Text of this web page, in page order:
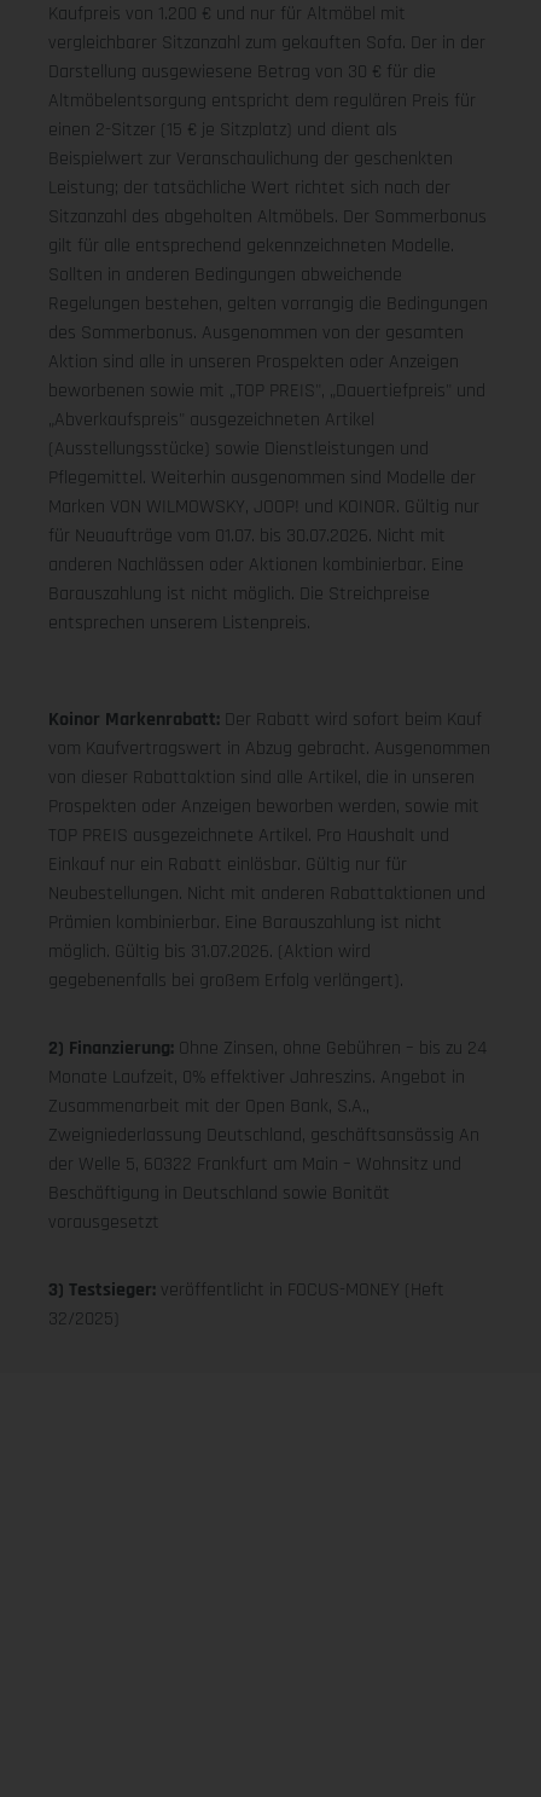
Kaufpreis von 1.200 € und nur für Altmöbel mit
vergleichbarer Sitzanzahl zum gekauften Sofa. Der in der
Darstellung ausgewiesene Betrag von 30 € für die
Altmöbelentsorgung entspricht dem regulären Preis für
einen 2-Sitzer (15 € je Sitzplatz) und dient als
Beispielwert zur Veranschaulichung der geschenkten
Leistung; der tatsächliche Wert richtet sich nach der
Sitzanzahl des abgeholten Altmöbels. Der Sommerbonus
gilt für alle entsprechend gekennzeichneten Modelle.
Sollten in anderen Bedingungen abweichende
Regelungen bestehen, gelten vorrangig die Bedingungen
des Sommerbonus. Ausgenommen von der gesamten
Aktion sind alle in unseren Prospekten oder Anzeigen
beworbenen sowie mit „TOP PREIS", „Dauertiefpreis" und
„Abverkaufspreis" ausgezeichneten Artikel
(Ausstellungsstücke) sowie Dienstleistungen und
Pflegemittel. Weiterhin ausgenommen sind Modelle der
Marken VON WILMOWSKY, JOOP! und KOINOR. Gültig nur
für Neuaufträge vom 01.07. bis 30.07.2026. Nicht mit
anderen Nachlässen oder Aktionen kombinierbar. Eine
Barauszahlung ist nicht möglich. Die Streichpreise
entsprechen unserem Listenpreis.
Koinor Markenrabatt: Der Rabatt wird sofort beim Kauf
vom Kaufvertragswert in Abzug gebracht. Ausgenommen
von dieser Rabattaktion sind alle Artikel, die in unseren
Prospekten oder Anzeigen beworben werden, sowie mit
TOP PREIS ausgezeichnete Artikel. Pro Haushalt und
Einkauf nur ein Rabatt einlösbar. Gültig nur für
Neubestellungen. Nicht mit anderen Rabattaktionen und
Prämien kombinierbar. Eine Barauszahlung ist nicht
möglich. Gültig bis 31.07.2026. (Aktion wird
gegebenenfalls bei großem Erfolg verlängert).
2) Finanzierung: Ohne Zinsen, ohne Gebühren – bis zu 24
Monate Laufzeit, 0% effektiver Jahreszins. Angebot in
Zusammenarbeit mit der Open Bank, S.A.,
Zweigniederlassung Deutschland, geschäftsansässig An
der Welle 5, 60322 Frankfurt am Main – Wohnsitz und
Beschäftigung in Deutschland sowie Bonität
vorausgesetzt
3) Testsieger: veröffentlicht in FOCUS-MONEY (Heft
32/2025)